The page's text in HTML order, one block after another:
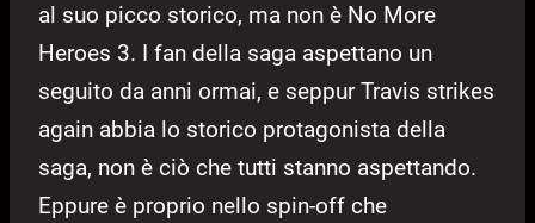
al suo picco storico, ma non è No More
Heroes 3. I fan della saga aspettano un
seguito da anni ormai, e seppur Travis strikes
again abbia lo storico protagonista della
saga, non è ciò che tutti stanno aspettando.
Eppure è proprio nello spin-off che